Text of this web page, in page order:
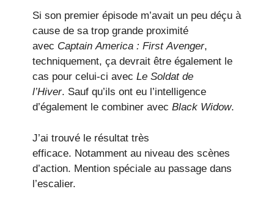
Si son premier épisode m’avait un peu déçu à
cause de sa trop grande proximité
avec Captain America : First Avenger,
techniquement, ça devrait être également le
cas pour celui-ci avec Le Soldat de
l’Hiver. Sauf qu’ils ont eu l’intelligence
d’également le combiner avec Black Widow.
J’ai trouvé le résultat très
efficace. Notamment au niveau des scènes
d’action. Mention spéciale au passage dans
l’escalier.